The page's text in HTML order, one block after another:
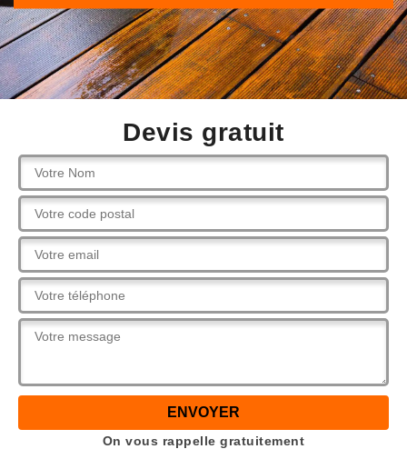
Devis gratuit
On vous rappelle gratuitement